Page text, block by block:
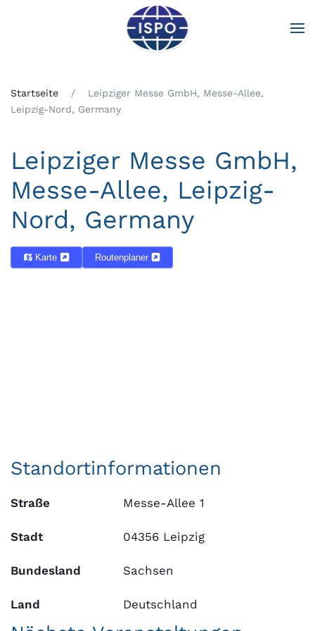
Zum Hauptinhalt springen
Startseite
Leipziger Messe GmbH, Messe-Allee,
Leipzig-Nord, Germany
Leipziger Messe GmbH,
Messe-Allee, Leipzig-
Nord, Germany
Karte Routenplaner
Standortinformationen
Straße Messe-Allee 1
Stadt 04356 Leipzig
Bundesland Sachsen
Land Deutschland